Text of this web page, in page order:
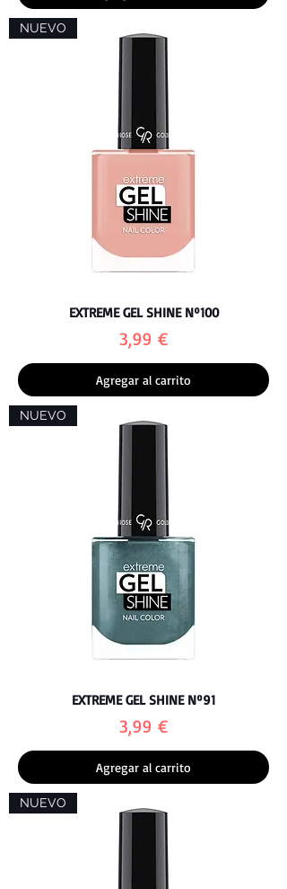
NUEVO
EXTREME GEL SHINE Nº100
Precio
3,99 €
Agregar al carrito
NUEVO
EXTREME GEL SHINE Nº91
Precio
3,99 €
Agregar al carrito
NUEVO